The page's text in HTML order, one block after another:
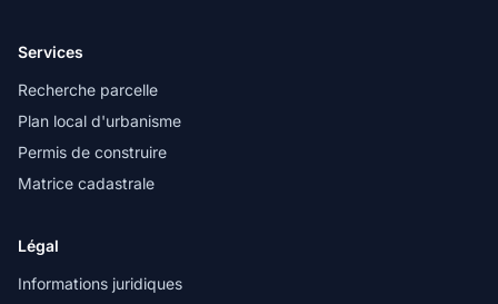
Services
Recherche parcelle
Plan local d'urbanisme
Permis de construire
Matrice cadastrale
Légal
Informations juridiques